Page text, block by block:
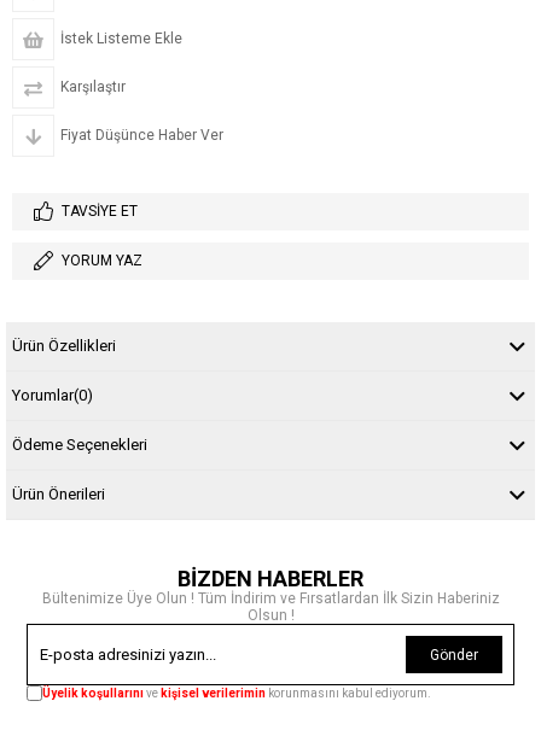
İstek Listeme Ekle
Karşılaştır
Fiyat Düşünce Haber Ver
TAVSIYE ET
YORUM YAZ
Ürün Özellikleri
Yorumlar(0)
Ödeme Seçenekleri
Ürün Önerileri
BİZDEN HABERLER
Bültenimize Üye Olun ! Tüm İndirim ve Fırsatlardan İlk Sizin Haberiniz
Olsun !
Gönder
Üyelik koşullarınıve kişisel verilerimin korunmasını kabul ediyorum.